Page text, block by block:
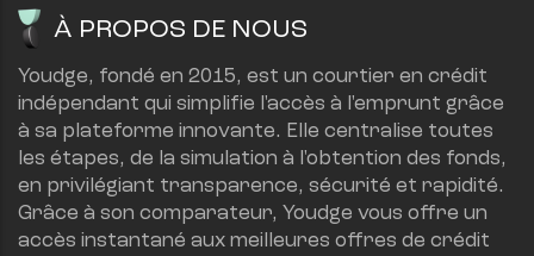
À PROPOS DE NOUS
Youdge, fondé en 2015, est un courtier en crédit
indépendant qui simplifie l'accès à l'emprunt grâce
à sa plateforme innovante. Elle centralise toutes
les étapes, de la simulation à l'obtention des fonds,
en privilégiant transparence, sécurité et rapidité.
Grâce à son comparateur, Youdge vous offre un
accès instantané aux meilleures offres de crédit